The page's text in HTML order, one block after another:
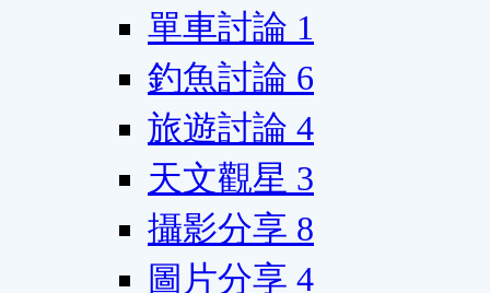
單車討論 1
釣魚討論 6
旅遊討論 4
天文觀星 3
攝影分享 8
圖片分享 4